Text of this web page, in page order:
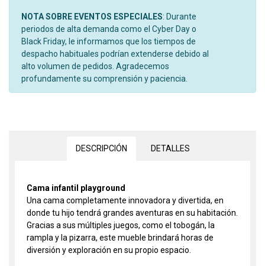
NOTA SOBRE EVENTOS ESPECIALES: Durante
periodos de alta demanda como el Cyber Day o
Black Friday, le informamos que los tiempos de
despacho habituales podrían extenderse debido al
alto volumen de pedidos. Agradecemos
profundamente su comprensión y paciencia.
DESCRIPCIÓN DETALLES
Cama infantil playground
Una cama completamente innovadora y divertida, en
donde tu hijo tendrá grandes aventuras en su habitación.
Gracias a sus múltiples juegos, como el tobogán, la
rampla y la pizarra, este mueble brindará horas de
diversión y exploración en su propio espacio.